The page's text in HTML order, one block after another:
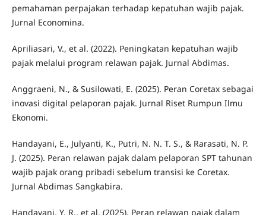
pemahaman perpajakan terhadap kepatuhan wajib pajak.
Jurnal Economina.
Apriliasari, V., et al. (2022). Peningkatan kepatuhan wajib
pajak melalui program relawan pajak. Jurnal Abdimas.
Anggraeni, N., & Susilowati, E. (2025). Peran Coretax sebagai
inovasi digital pelaporan pajak. Jurnal Riset Rumpun Ilmu
Ekonomi.
Handayani, E., Julyanti, K., Putri, N. N. T. S., & Rarasati, N. P.
J. (2025). Peran relawan pajak dalam pelaporan SPT tahunan
wajib pajak orang pribadi sebelum transisi ke Coretax.
Jurnal Abdimas Sangkabira.
Handayani, Y. R., et al. (2025). Peran relawan pajak dalam